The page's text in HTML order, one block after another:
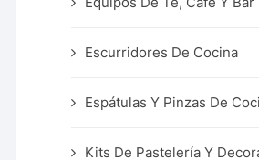
Escurridores De Cocina
Espátulas Y Pinzas De
Kits De Pastelería Y